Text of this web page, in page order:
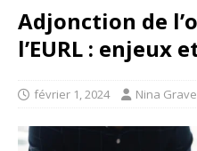
Adjonction de
l’EURL : enjeux
février 1, 2024 Nina